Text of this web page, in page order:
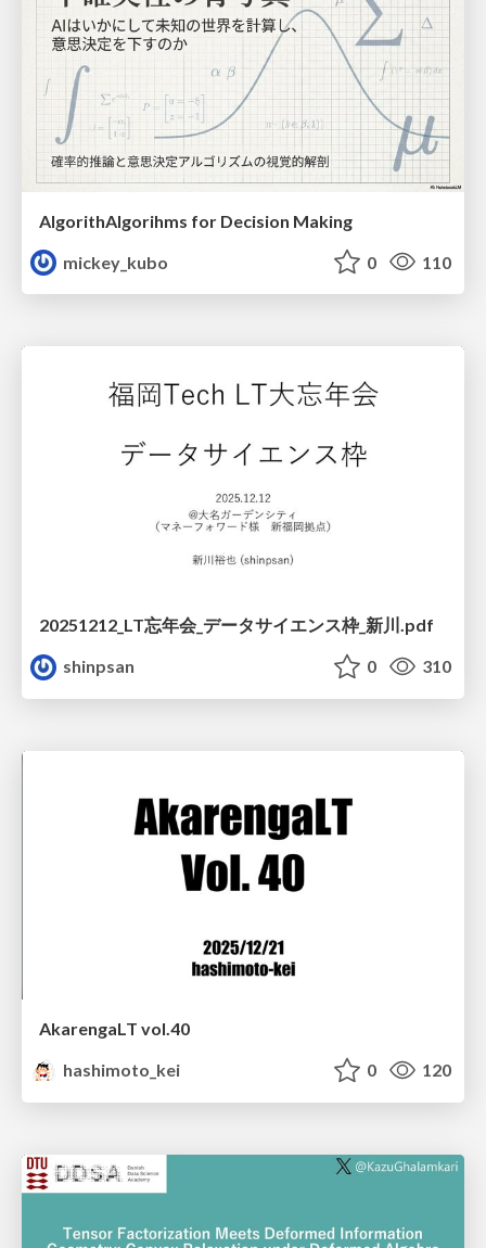
AlgorithAlgorihms for Decision Making
mickey_kubo
0 110
20251212_LT忘年会_データサイエンス枠_新川.pdf
shinpsan
0 310
AkarengaLT vol.40
hashimoto_kei
0 120